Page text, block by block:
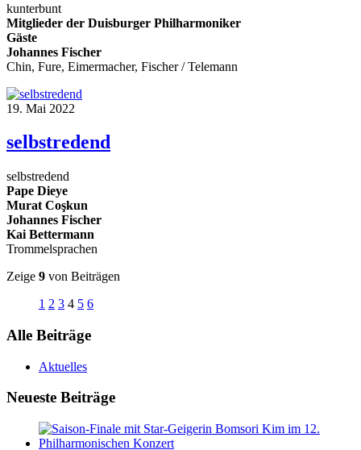
kunterbunt
Mitglieder der Duisburger Philharmoniker
Gäste
Johannes Fischer
Chin, Fure, Eimermacher, Fischer / Telemann
19. Mai 2022
selbstredend
selbstredend
Pape Dieye
Murat Coşkun
Johannes Fischer
Kai Bettermann
Trommelsprachen
Zeige 9 von Beiträgen
1 2 3 4 5 6
Alle Beiträge
Aktuelles
Neueste Beiträge